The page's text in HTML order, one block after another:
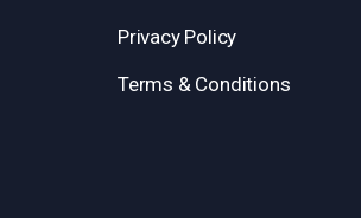
Privacy Policy
Terms & Conditions